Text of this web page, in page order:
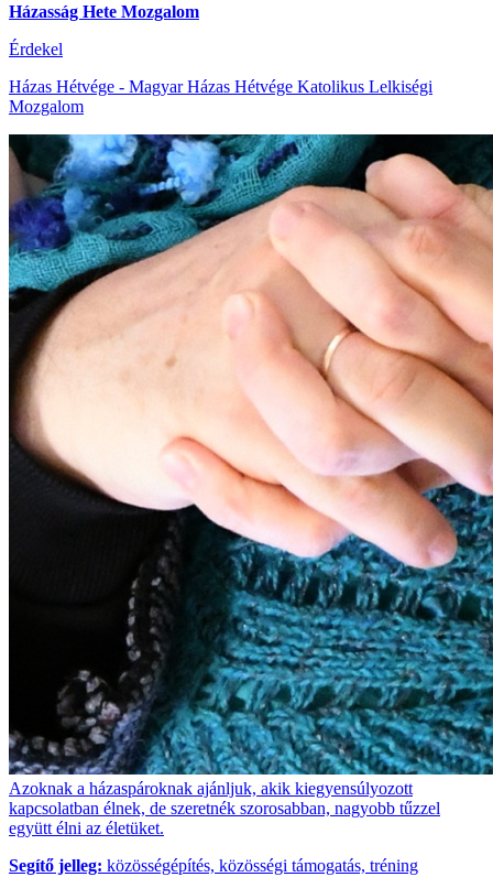
Házasság Hete Mozgalom
Érdekel
Házas Hétvége - Magyar Házas Hétvége Katolikus Lelkiségi
Mozgalom
Azoknak a házaspároknak ajánljuk, akik kiegyensúlyozott
kapcsolatban élnek, de szeretnék szorosabban, nagyobb tűzzel
együtt élni az életüket.
Segítő jelleg: közösségépítés, közösségi támogatás, tréning